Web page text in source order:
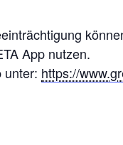
App nutzen.
unter: https://